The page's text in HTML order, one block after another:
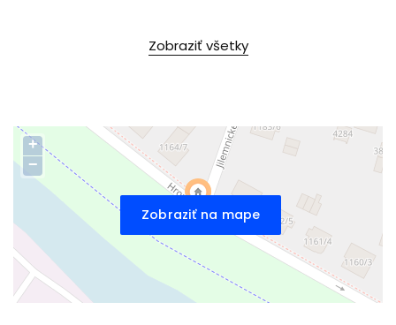
Zobraziť všetky
Zobraziť na mape
+
−